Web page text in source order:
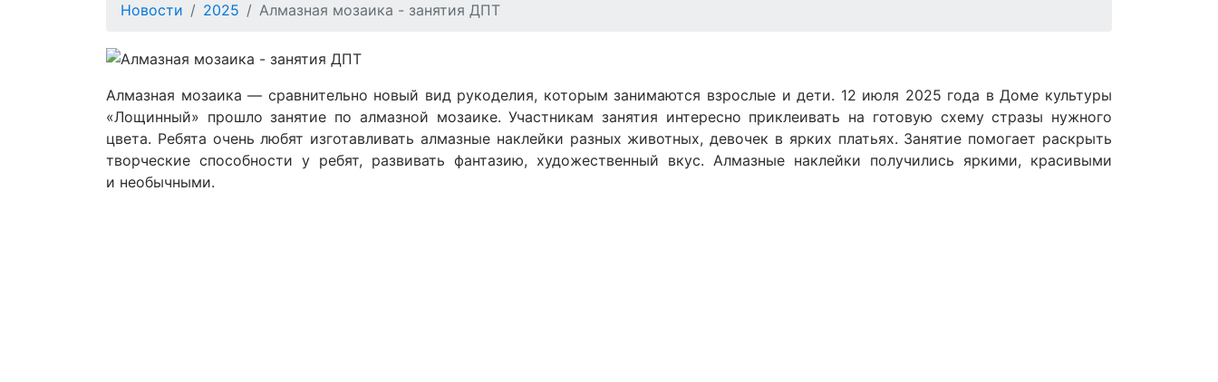
Новости 2025 Алмазная мозаика - занятия ДПТ
Алмазная мозаика — сравнительно новый вид рукоделия, которым занимаются взрослые и дети. 12 июля 2025 года в Доме культуры
«Лощинный» прошло занятие по алмазной мозаике. Участникам занятия интересно приклеивать на готовую схему стразы нужного
цвета. Ребята очень любят изготавливать алмазные наклейки разных животных, девочек в ярких платьях. Занятие помогает раскрыть
творческие способности у ребят, развивать фантазию, художественный вкус. Алмазные наклейки получились яркими, красивыми
и необычными.